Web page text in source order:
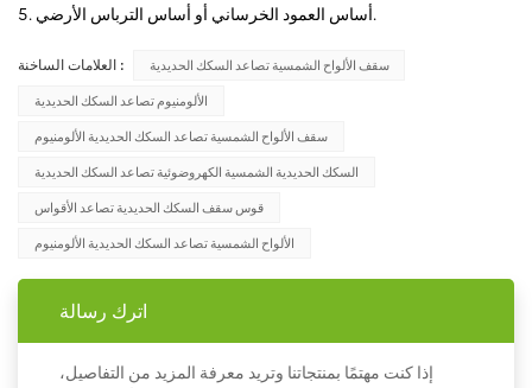
5. أساس العمود الخرساني أو أساس الترباس الأرضي.
العلامات الساخنة : سقف الألواح الشمسية تصاعد السكك الحديدية
الألومنيوم تصاعد السكك الحديدية
سقف الألواح الشمسية تصاعد السكك الحديدية الألومنيوم
السكك الحديدية الشمسية الكهروضوئية تصاعد السكك الحديدية
قوس سقف السكك الحديدية تصاعد الأقواس
الألواح الشمسية تصاعد السكك الحديدية الألومنيوم
اترك رسالة
إذا كنت مهتمًا بمنتجاتنا وتريد معرفة المزيد من التفاصيل،